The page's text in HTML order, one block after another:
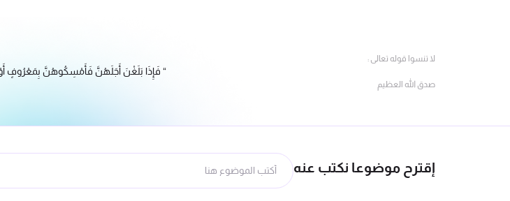
لا تنسوا قوله تعالى :
“ فَإِذَا بَلَغْنَ أَجَلَهُنَّ فَأَمْسِكُوهُنَّ بِمَعْرُوفٍ
صدق الله العظيم
إقترح موضوعا نكتب عنه